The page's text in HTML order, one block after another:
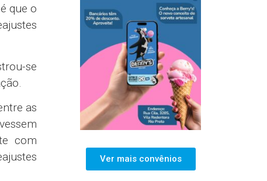
que o
se
as
com
Ver mais convênios